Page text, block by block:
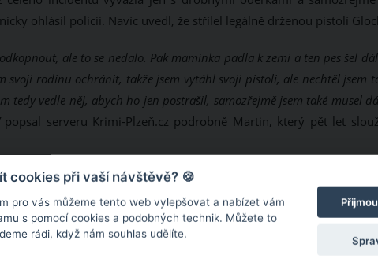
ohlásil policii. Navíc uvedl, že střílel legálně drženou pistolí
ale to se nedalo. Pak maminka padla k zemi a ten pes šel
svoji rodinu ochránit, takže jsem vytáhl svoji pistoli, ale nechtěl jsem
tedy vedle něj, abych ho jen postrašil, samozřejmě jsem také musel
popsal serveru Krimi-Plzeň.cz podrobně Martin, který pět let
cookies při vaší návštěvě? 🍪
pro vás můžeme tento web vylepšovat a nabízet vám
s pomocí cookies a podobných technik. Můžete to
rádi, když nám souhlas udělíte.